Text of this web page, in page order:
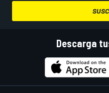
Descarga